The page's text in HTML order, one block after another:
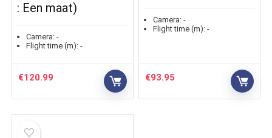
: Een maat)
Camera: -
Flight time (m): -
€120.99
Camera: -
Flight time (m): -
€93.95